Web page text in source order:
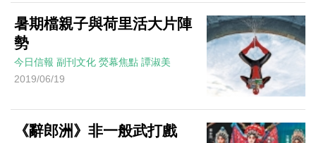
暑期檔親子與荷里活大片陣
勢
今日信報 副刊文化 熒幕焦點 譚淑美
2019/06/19
《辭郎洲》非一般武打戲